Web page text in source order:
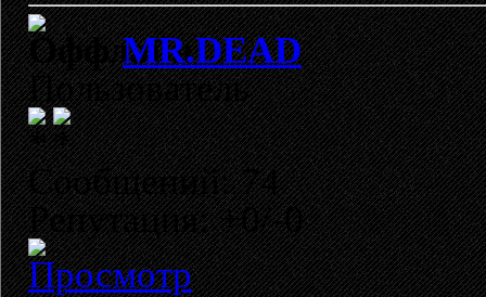
MR.DEAD
Пользователь
Сообщений: 74
Репутация: +0/-0